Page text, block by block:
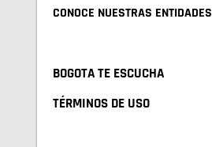
CONOCE NUESTRAS ENTIDADES
BOGOTA TE ESCUCHA
TÉRMINOS DE USO